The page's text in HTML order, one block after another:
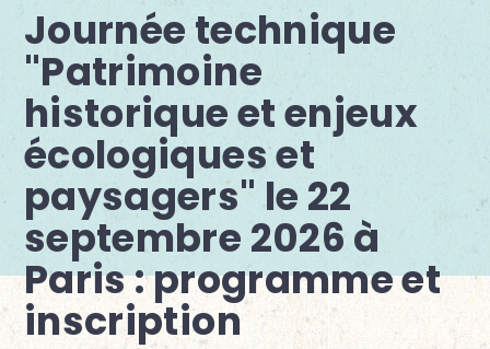
Journée technique
"Patrimoine
historique et enjeux
écologiques et
paysagers" le 22
septembre 2026 à
Paris : programme et
inscription